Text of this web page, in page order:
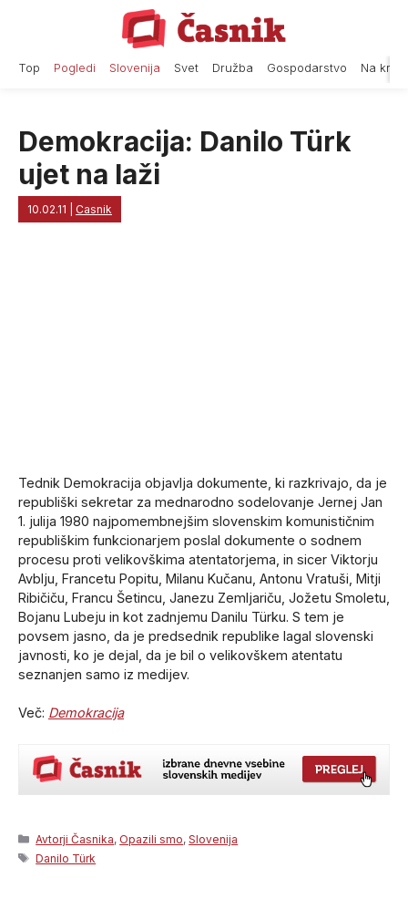
Top Pogledi Slovenija Svet Družba Gospodarstvo Na
Demokracija: Danilo Türk
ujet na laži
10.02.11 Casnik
Tednik Demokracija objavlja dokumente, ki razkrivajo, da je
republiški sekretar za mednarodno sodelovanje Jernej Jan
1. julija 1980 najpomembnejšim slovenskim komunističnim
republiškim funkcionarjem poslal dokumente o sodnem
procesu proti velikovškima atentatorjema, in sicer Viktorju
Avblju, Francetu Popitu, Milanu Kučanu, Antonu Vratuši, Mitji
Ribičiču, Francu Šetincu, Janezu Zemljariču, Jožetu Smoletu,
Bojanu Lubeju in kot zadnjemu Danilu Türku. S tem je
povsem jasno, da je predsednik republike lagal slovenski
javnosti, ko je dejal, da je bil o velikovškem atentatu
seznanjen samo iz medijev.
Več: Demokracija
Categories
Avtorji Časnika, Opazili smo,Slovenija
Tags
Danilo Türk